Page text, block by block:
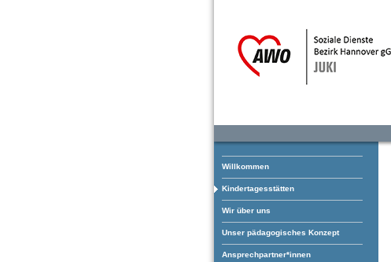
Willkommen
Kindertagesstätten
Wir über uns
Unser pädagogisches Konzept
Ansprechpartner*innen